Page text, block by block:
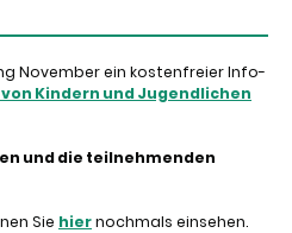
November ein kostenfreier Info-
Kindern und Jugendlichen
und die teilnehmenden
Sie hiernochmals einsehen.